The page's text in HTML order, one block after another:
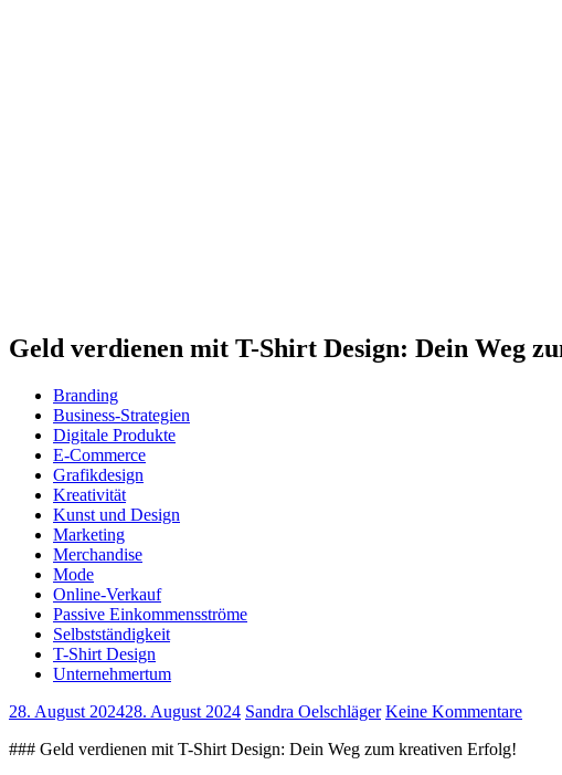
Geld verdienen mit T-Shirt Design: Dein Weg
Branding
Business-Strategien
Digitale Produkte
E-Commerce
Grafikdesign
Kreativität
Kunst und Design
Marketing
Merchandise
Mode
Online-Verkauf
Passive Einkommensströme
Selbstständigkeit
T-Shirt Design
Unternehmertum
28. August 202428. August 2024 Sandra Oelschläger Keine Kommentare
### Geld verdienen mit T-Shirt Design: Dein Weg zum kreativen Erfolg!